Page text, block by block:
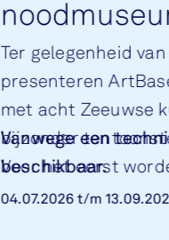
Ter gelegenheid
presenteren
met acht Zeeuwse
bijzonder
Voor het eerst
op tien locaties,
Vanwege een
beschikbaar.
04.07.2026 t/m